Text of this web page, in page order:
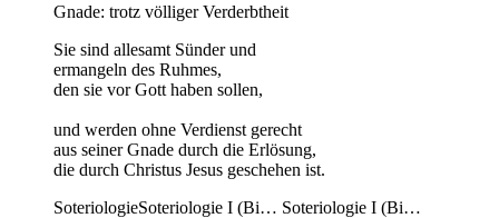
Gnade: trotz völliger Verderbtheit
Sie sind allesamt Sünder und
ermangeln des Ruhmes,
den sie vor Gott haben sollen,
und werden ohne Verdienst gerecht
aus seiner Gnade durch die Erlösung,
die durch Christus Jesus geschehen ist.
SoteriologieSoteriologie I (Bi… Soteriologie I (Bi…